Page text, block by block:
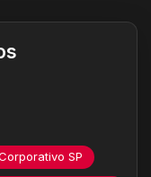
SP